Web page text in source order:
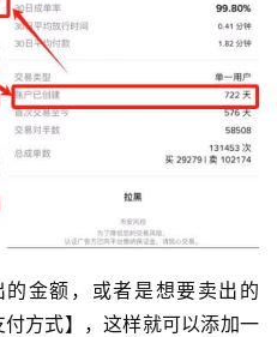
金额，或者是想要卖出的
方式】，这样就可以添加一